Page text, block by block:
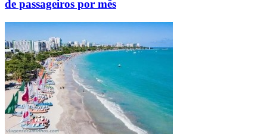
de passageiros por mês